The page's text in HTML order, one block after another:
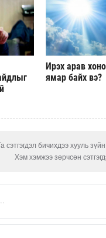
Ирэх арав
ямар байх вэ?
бичихдээ хууль
Хэм хэмжээ зөрчсөн